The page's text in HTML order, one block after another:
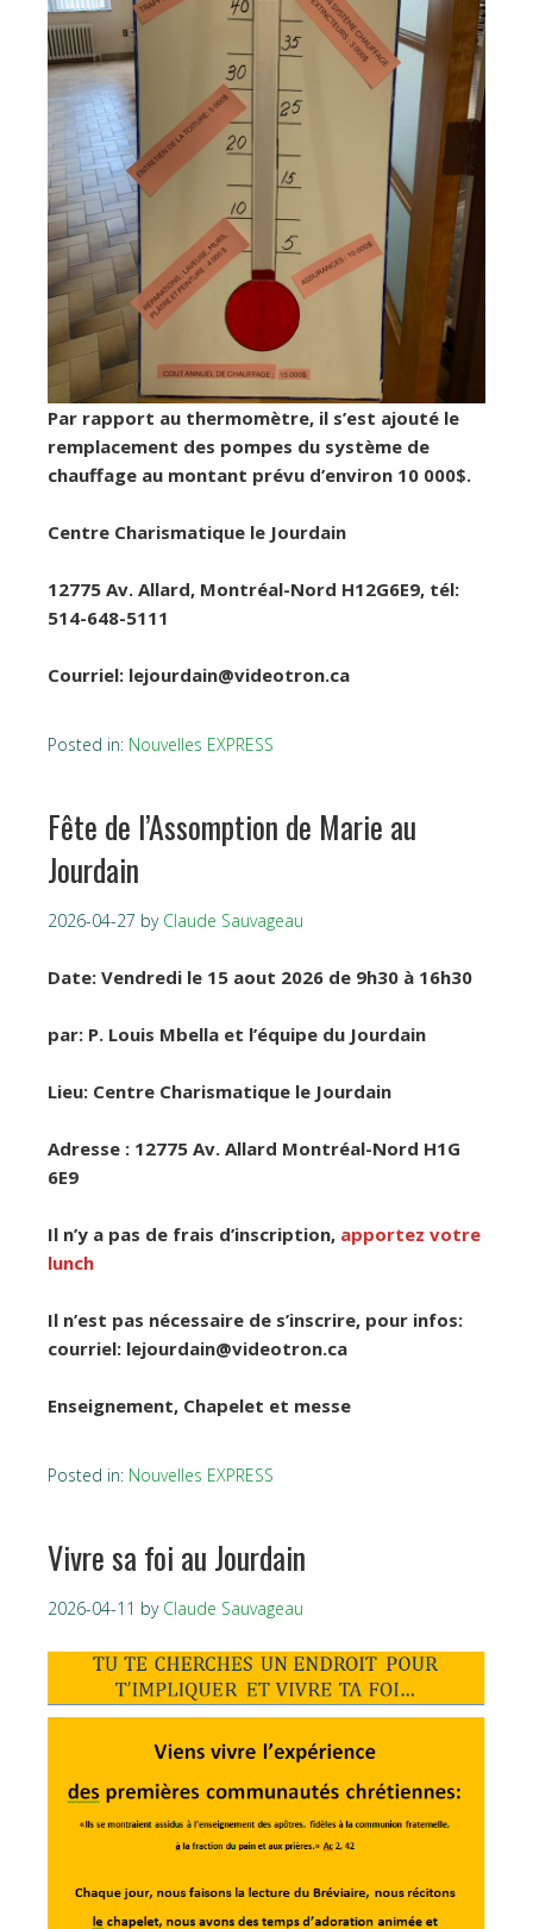
Par rapport au thermomètre, il s’est ajouté le
remplacement des pompes du système de
chauffage au montant prévu d’environ 10 000$.
Centre Charismatique le Jourdain
12775 Av. Allard, Montréal-Nord H12G6E9, tél:
514-648-5111
Courriel: lejourdain@videotron.ca
Posted in: Nouvelles EXPRESS
Fête de l’Assomption de Marie au
Jourdain
2026-04-27 by Claude Sauvageau
Date: Vendredi le 15 aout 2026 de 9h30 à 16h30
par: P. Louis Mbella et l’équipe du Jourdain
Lieu: Centre Charismatique le Jourdain
Adresse : 12775 Av. Allard Montréal-Nord H1G
6E9
Il n’y a pas de frais d’inscription, apportez votre
lunch
Il n’est pas nécessaire de s’inscrire, pour infos:
courriel: lejourdain@videotron.ca
Enseignement, Chapelet et messe
Posted in: Nouvelles EXPRESS
Vivre sa foi au Jourdain
2026-04-11 by Claude Sauvageau